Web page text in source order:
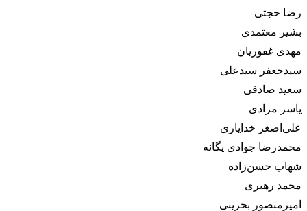
رضا حجتی
بشیر معتمدی
مهدی غفوریان
سیدجعفر سیدعلی
سعید صادقی
یاسر مرادی
علی‌اصغر خدایاری
محمدرضا جوادی یگانه
شهاب حسن‌زاده
محمد رهبری
امیر‌منصور بحرینی